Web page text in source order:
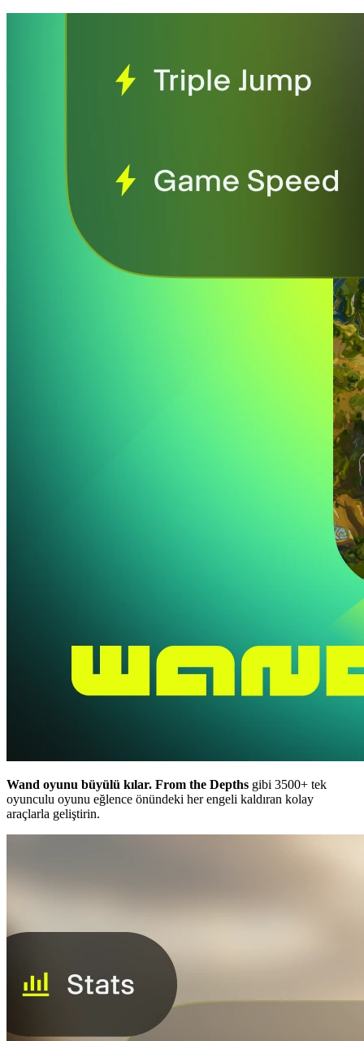
Wand oyunu büyülü kılar. From the Depths gibi 3500+ tek
oyunculu oyunu eğlence önündeki her engeli kaldıran kolay
araçlarla geliştirin.